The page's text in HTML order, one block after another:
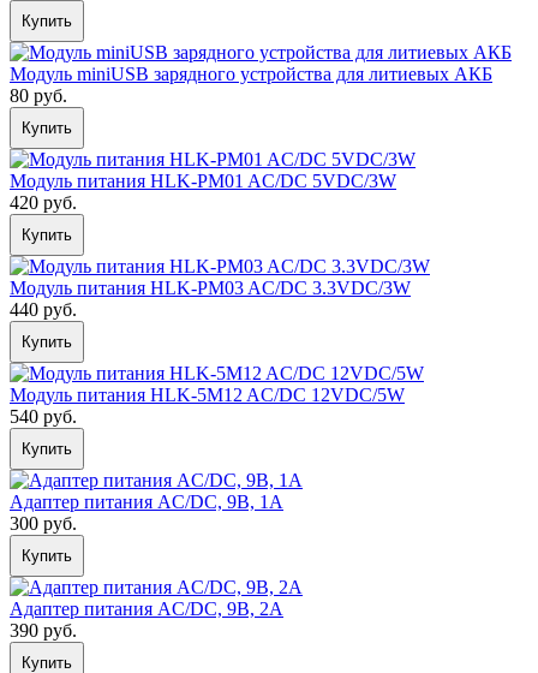
Купить
Модуль miniUSB зарядного устройства для литиевых АКБ
80 руб.
Купить
Модуль питания HLK-PM01 AC/DC 5VDC/3W
420 руб.
Купить
Модуль питания HLK-PM03 AC/DC 3.3VDC/3W
440 руб.
Купить
Модуль питания HLK-5M12 AC/DC 12VDC/5W
540 руб.
Купить
Адаптер питания AC/DC, 9В, 1А
300 руб.
Купить
Адаптер питания AC/DC, 9В, 2А
390 руб.
Купить